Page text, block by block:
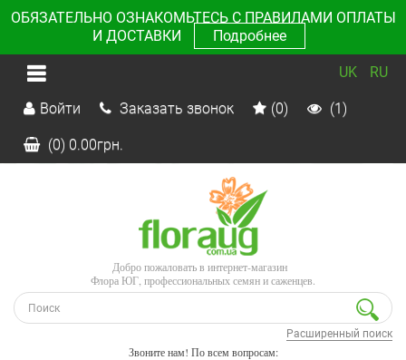
ОБЯЗАТЕЛЬНО ОЗНАКОМЬТЕСЬ С ПРАВИЛАМИ ОПЛАТЫ
И ДОСТАВКИ
Подробнее
UK RU
Войти Заказать звонок (0) (1)
(0) 0.00грн.
Добро пожаловать в интернет-магазин
Флора ЮГ, профессиональных семян и саженцев.
Расширенный поиск
Звоните нам! По всем вопросам: